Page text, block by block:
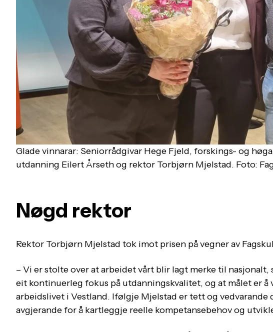
Glade vinnarar: Seniorrådgivar Hege Fjeld, forskings- og
utdanning Eilert Årseth og rektor Torbjørn Mjelstad. Foto:
Nøgd rektor
Rektor Torbjørn Mjelstad tok imot prisen på vegner av
– Vi er stolte over at arbeidet vårt blir lagt merke til
eit kontinuerleg fokus på utdanningskvalitet, og at målet er
arbeidslivet i Vestland. Ifølgje Mjelstad er tett og
avgjerande for å kartleggje reelle kompetansebehov og